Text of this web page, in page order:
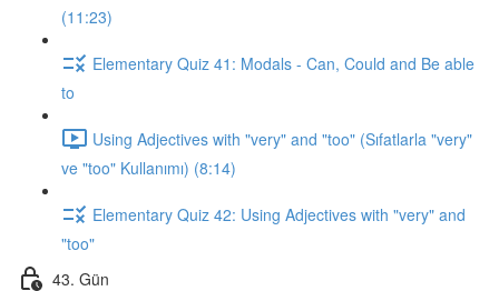
(11:23)
Elementary Quiz 41: Modals - Can, Could and Be able
to
Using Adjectives with "very" and "too" (Sıfatlarla "very"
ve "too" Kullanımı) (8:14)
Elementary Quiz 42: Using Adjectives with "very" and
"too"
43. Gün